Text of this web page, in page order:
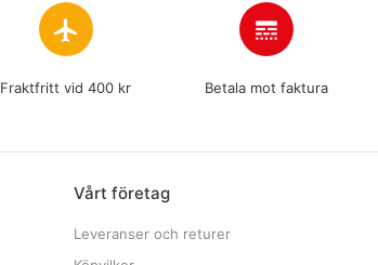
flight
Fraktfritt vid 400 kr
line_style
Betala mot faktura
Vårt företag
Leveranser och returer